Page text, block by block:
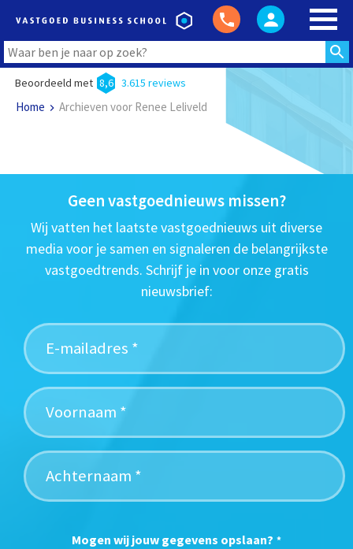
Beoordeeld met 8,6 3.615 reviews
Home Archieven voor Renee Leliveld
Geen vastgoednieuws missen?
Wij vatten het laatste vastgoednieuws uit diverse
media voor je samen en signaleren de belangrijkste
vastgoedtrends. Schrijf je in voor onze gratis
nieuwsbrief:
Mogen wij jouw gegevens opslaan? *